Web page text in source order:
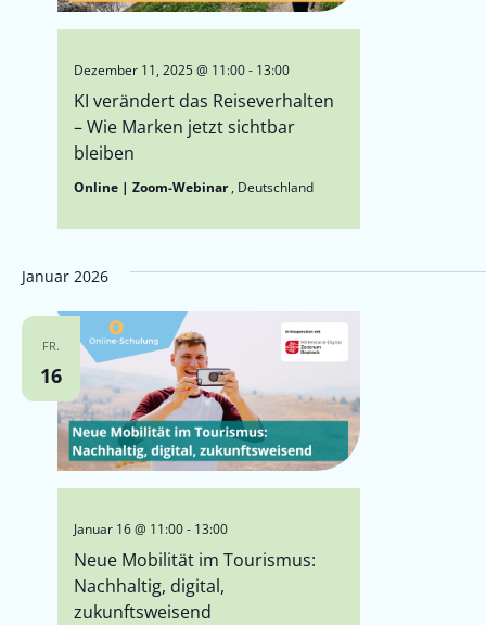
KI verändert das Reiseverhalten
– Wie Marken jetzt sichtbar
bleiben
Dezember 11, 2025 @ 11:00- 13:00
Online | Zoom-Webinar, Deutschland
Januar 2026
FR.
16
Neue Mobilität im Tourismus:
Nachhaltig, digital,
zukunftsweisend
Januar 16 @ 11:00- 13:00